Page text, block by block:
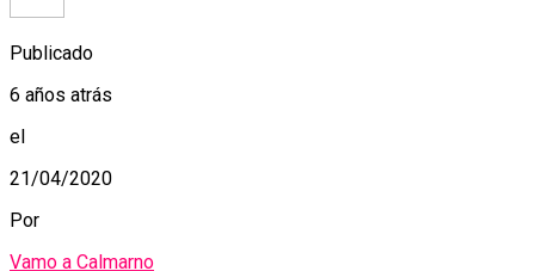
Publicado
6 años atrás
el
21/04/2020
Por
Vamo a Calmarno